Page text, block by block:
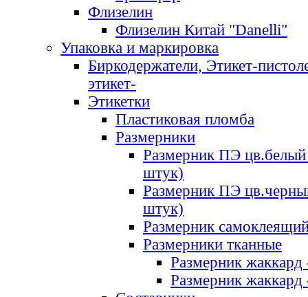
Флизелин
Флизелин Китай "Danelli"
Упаковка и маркировка
Биркодержатели, Этикет-
этикет-
Этикетки
Пластиковая пломба
Размерники
Размерник ПЭ цв.белый
штук)
Размерник ПЭ
штук)
Размерник
Размерники тканные
Размерник
Размерник